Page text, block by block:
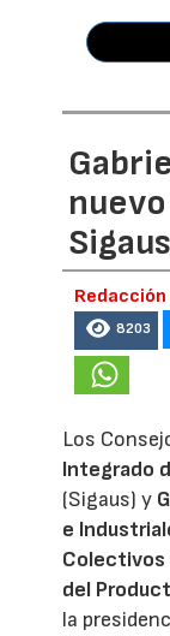
8203
Los
Integrado
(Sigaus) y
e
Colectivos
del
la